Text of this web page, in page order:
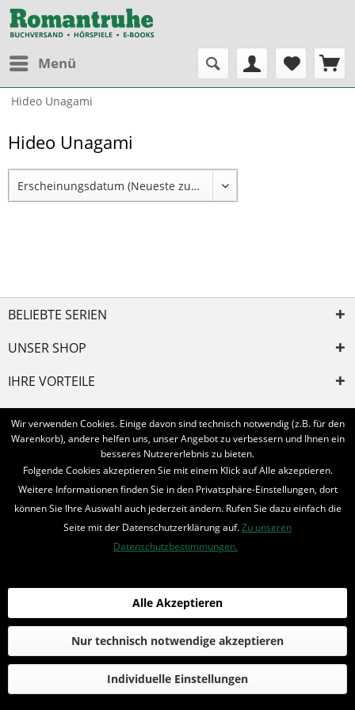
Menü
Hideo Unagami
Hideo Unagami
BELIEBTE SERIEN
UNSER SHOP
IHRE VORTEILE
INFORMIERT BLEIBEN
Bestellung widerrufen
* Alle Preise inkl. MwSt. und zzgl. Bearbeitungspauschale
© 2016-2022 Romantruhe - Buchversand, Joachim Otto
die profilschmiede - Internetagentur
Wir verwenden Cookies. Einige davon sind technisch notwendig (z.B. für den
Warenkorb), andere helfen uns, unser Angebot zu verbessern und Ihnen ein
besseres Nutzererlebnis zu bieten.
Folgende Cookies akzeptieren Sie mit einem Klick auf Alle akzeptieren.
Weitere Informationen finden Sie in den Privatsphäre-Einstellungen, dort
können Sie Ihre Auswahl auch jederzeit ändern. Rufen Sie dazu einfach die
Seite mit der Datenschutzerklärung auf.Zu unseren
Datenschutzbestimmungen.
Individuelle Einstellungen
Nur technisch notwendige akzeptieren
Alle Akzeptieren